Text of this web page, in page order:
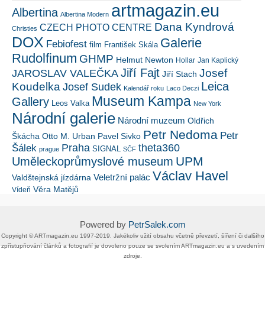
Albertina Albertina Modern artmagazin.eu
Christies CZECH PHOTO CENTRE Dana Kyndrová
DOX Febiofest film František Skála Galerie
Rudolfinum GHMP Helmut Newton Hollar Jan Kaplický
JAROSLAV VALEČKA Jiří Fajt Jiří Stach Josef
Koudelka Josef Sudek Kalendář roku Laco Deczi Leica
Gallery Leos Valka Museum Kampa New York
Národní galerie Národní muzeum Oldřich
Škácha Otto M. Urban Pavel Sivko Petr Nedoma Petr
Šálek prague Praha SIGNAL SČF theta360
Uměleckoprůmyslové museum UPM
Valdštejnská jízdárna Veletržní palác Václav Havel
Vídeň Věra Matějů
Powered by PetrSalek.com
Copyright ©​ ​​ARTmagazin.eu ​1997-2019​.​ Jakékoliv užití obsahu včetně převzetí, šíření či dalšího
zpřístupňování článků a fotografií je dovoleno pouze se svolením ​ARTmagazin.eu​ ​a s uvedením
zdroje.